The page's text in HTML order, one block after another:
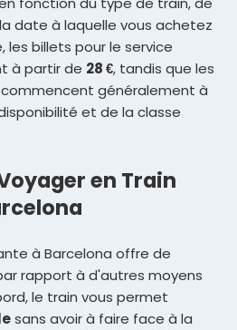
date à laquelle vous achetez
les billets pour le service
à partir de 28 €, tandis que les
commencent généralement à
et de la classe
en Train
à Barcelona offre de
rapport à d'autres moyens
le train vous permet
sans avoir à faire face à la